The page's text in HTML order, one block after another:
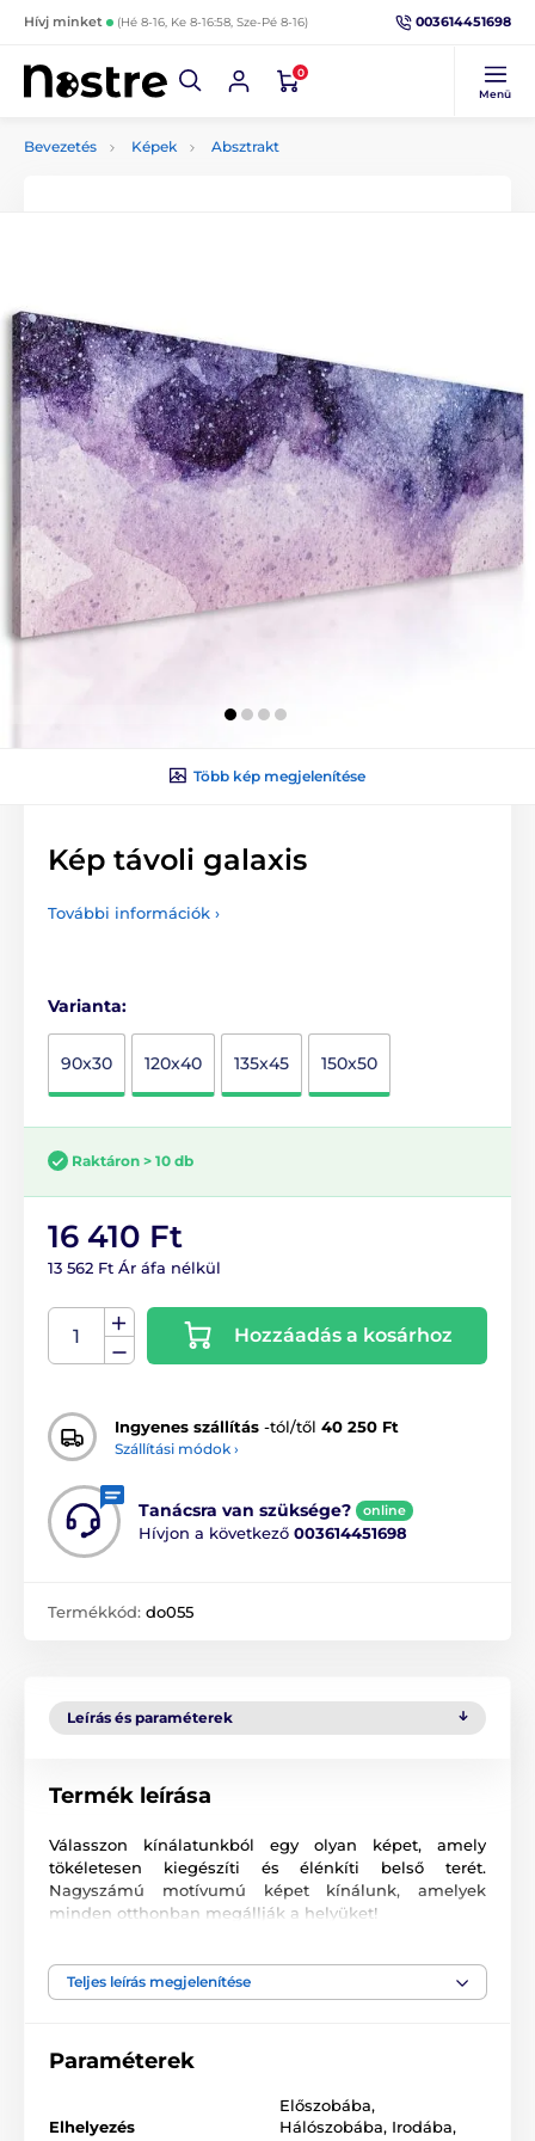
Hívj minket (Hé 8-16, Ke 8-16:58, Sze-Pé 8-16) 003614451698
0
Menü
Bevezetés Képek Absztrakt
Több kép megjelenítése
Kép távoli galaxis
További információk ›
Varianta:
90x30 120x40 135x45 150x50
Raktáron > 10 db
16 410 Ft
13 562 Ft Ár áfa nélkül
Hozzáadás a kosárhoz
Ingyenes szállítás -tól/től 40 250 Ft
Szállítási módok ›
Tanácsra van szüksége? online
Hívjon a következő 003614451698
Termékkód: do055
Leírás és paraméterek
Termék leírása
Válasszon kínálatunkból egy olyan képet, amely
tökéletesen kiegészíti és élénkíti belső terét.
Nagyszámú motívumú képet kínálunk, amelyek
minden otthonban megállják a helyüket!
Számunkra fontos a minőség, ezért képeinkhez nem
képünket súlyú
. Nem feledkeztünk meg az
színek gondos kiválasztásáról sem, ami azt jelenti,
Teljes leírás megjelenítése
Paraméterek
Elhelyezés
Előszobába,
Hálószobába, Irodába,